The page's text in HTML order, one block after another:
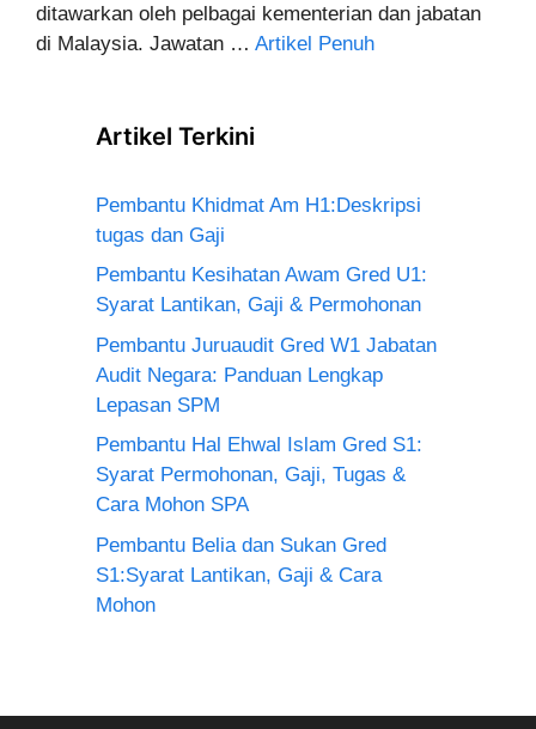
ditawarkan oleh pelbagai kementerian dan jabatan
di Malaysia. Jawatan … Artikel Penuh
Artikel Terkini
Pembantu Khidmat Am H1:Deskripsi
tugas dan Gaji
Pembantu Kesihatan Awam Gred U1:
Syarat Lantikan, Gaji & Permohonan
Pembantu Juruaudit Gred W1 Jabatan
Audit Negara: Panduan Lengkap
Lepasan SPM
Pembantu Hal Ehwal Islam Gred S1:
Syarat Permohonan, Gaji, Tugas &
Cara Mohon SPA
Pembantu Belia dan Sukan Gred
S1:Syarat Lantikan, Gaji & Cara
Mohon